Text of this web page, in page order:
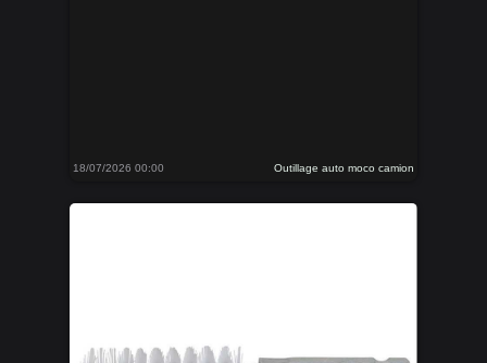
18/07/2026 00:00 Outillage auto moco camion